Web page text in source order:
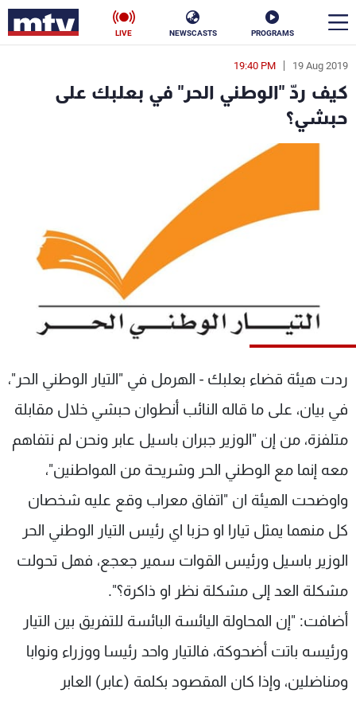
PROGRAMS
NEWSCASTS
LIVE
19 Aug 2019
19:40 PM
كيف ردّ "الوطني الحر" في بعلبك على
حبشي؟
ردت هيئة قضاء بعلبك - الهرمل في "التيار الوطني الحر"،
في بيان، على ما قاله النائب أنطوان حبشي خلال مقابلة
متلفزة، من إن "الوزير جبران باسيل عابر ونحن لم نتفاهم
معه إنما مع الوطني الحر وشريحة من المواطنين"،
واوضحت الهيئة ان "اتفاق معراب وقع عليه شخصان
كل منهما يمثل تيارا او حزبا اي رئيس التيار الوطني الحر
الوزير باسيل ورئيس القوات سمير جعجع، فهل تحولت
مشكلة العد إلى مشكلة نظر او ذاكرة؟".
أضافت: "إن المحاولة اليائسة البائسة للتفريق بين التيار
ورئيسه باتت أضحوكة، فالتيار واحد رئيسا ووزراء ونوابا
ومناضلين، وإذا كان المقصود بكلمة (عابر) العابر
en
الأخبار
سياسة
رياضة
البرامج
جدول البرامج
شاهد البرامج
عن MTV
لاعلاناتكم
وظائف
تواصل معنا
شروط الإسـتخدام
سياسة الخصوصية